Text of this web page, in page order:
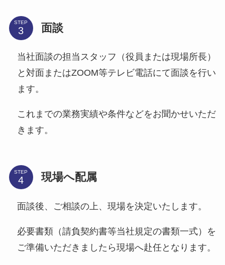
STEP 面談
当社面談の担当スタッフ（役員または現場所長）
と対面またはZOOM等テレビ電話にて面談を行い
ます。
これまでの業務実績や条件などをお聞かせいただ
きます。
STEP 現場へ配属
面談後、ご相談の上、現場を決定いたします。
必要書類（請負契約書等当社規定の書類一式）を
ご準備いただきましたら現場へ赴任となります。